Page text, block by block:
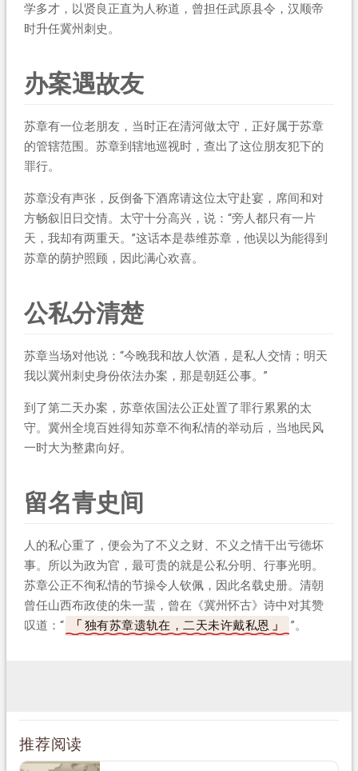
学多才，以贤良正直为人称道，曾担任武原县令，汉顺帝
时升任冀州刺史。
办案遇故友
苏章有一位老朋友，当时正在清河做太守，正好属于苏章
的管辖范围。苏章到辖地巡视时，查出了这位朋友犯下的
罪行。
苏章没有声张，反倒备下酒席请这位太守赴宴，席间和对
方畅叙旧日交情。太守十分高兴，说：“旁人都只有一片
天，我却有两重天。”这话本是恭维苏章，他误以为能得到
苏章的荫护照顾，因此满心欢喜。
公私分清楚
苏章当场对他说：“今晚我和故人饮酒，是私人交情；明天
我以冀州刺史身份依法办案，那是朝廷公事。”
到了第二天办案，苏章依国法公正处置了罪行累累的太
守。冀州全境百姓得知苏章不徇私情的举动后，当地民风
一时大为整肃向好。
留名青史间
人的私心重了，便会为了不义之财、不义之情干出亏德坏
事。所以为政为官，最可贵的就是公私分明、行事光明。
苏章公正不徇私情的节操令人钦佩，因此名载史册。清朝
曾任山西布政使的朱一蜚，曾在《冀州怀古》诗中对其赞
叹道：“
独有苏章遗轨在，二天未许戴私恩 ”。
推荐阅读